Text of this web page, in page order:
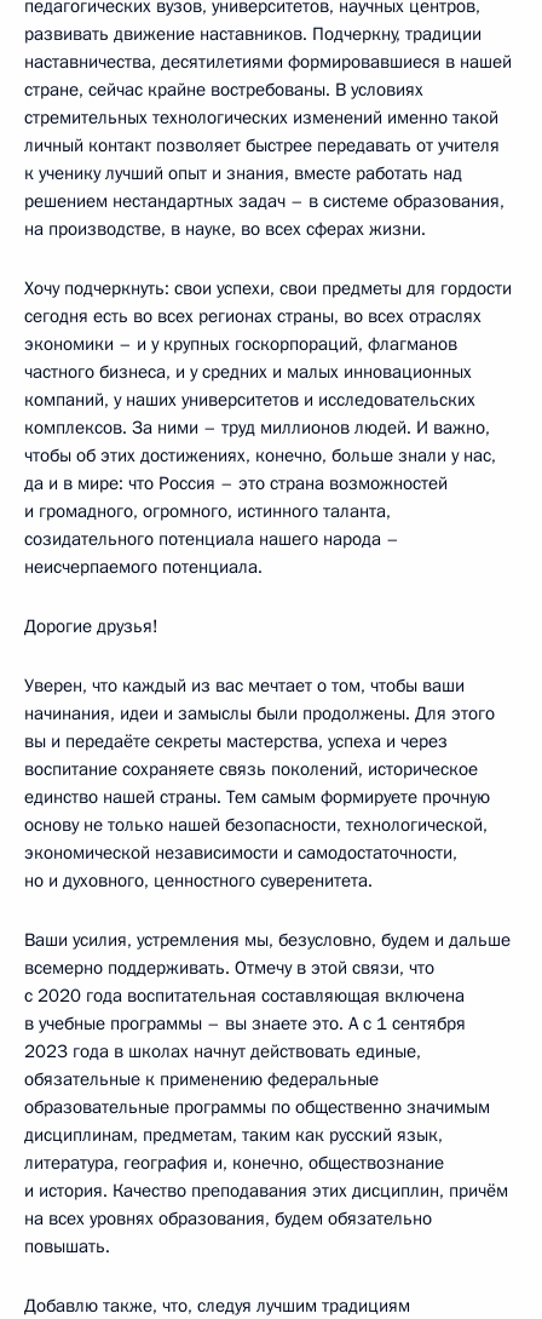
педагогических вузов, университетов, научных центров,
развивать движение наставников. Подчеркну, традиции
наставничества, десятилетиями формировавшиеся в нашей
стране, сейчас крайне востребованы. В условиях
стремительных технологических изменений именно такой
личный контакт позволяет быстрее передавать от учителя
к ученику лучший опыт и знания, вместе работать над
решением нестандартных задач – в системе образования,
на производстве, в науке, во всех сферах жизни.
Хочу подчеркнуть: свои успехи, свои предметы для гордости
сегодня есть во всех регионах страны, во всех отраслях
экономики – и у крупных госкорпораций, флагманов
частного бизнеса, и у средних и малых инновационных
компаний, у наших университетов и исследовательских
комплексов. За ними – труд миллионов людей. И важно,
чтобы об этих достижениях, конечно, больше знали у нас,
да и в мире: что Россия – это страна возможностей
и громадного, огромного, истинного таланта,
созидательного потенциала нашего народа –
неисчерпаемого потенциала.
Дорогие друзья!
Уверен, что каждый из вас мечтает о том, чтобы ваши
начинания, идеи и замыслы были продолжены. Для этого
вы и передаёте секреты мастерства, успеха и через
воспитание сохраняете связь поколений, историческое
единство нашей страны. Тем самым формируете прочную
основу не только нашей безопасности, технологической,
экономической независимости и самодостаточности,
но и духовного, ценностного суверенитета.
Ваши усилия, устремления мы, безусловно, будем и дальше
всемерно поддерживать. Отмечу в этой связи, что
с 2020 года воспитательная составляющая включена
в учебные программы – вы знаете это. А с 1 сентября
2023 года в школах начнут действовать единые,
обязательные к применению федеральные
образовательные программы по общественно значимым
дисциплинам, предметам, таким как русский язык,
литература, география и, конечно, обществознание
и история. Качество преподавания этих дисциплин, причём
на всех уровнях образования, будем обязательно
повышать.
Добавлю также, что, следуя лучшим традициям